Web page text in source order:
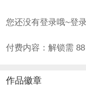
宰！ 长篇剧情向
更一次，目前所
和周榜加码活动 立
芳华同名改编的多
您还没有登录哦~登
付费内容：解锁需 88
作品徽章